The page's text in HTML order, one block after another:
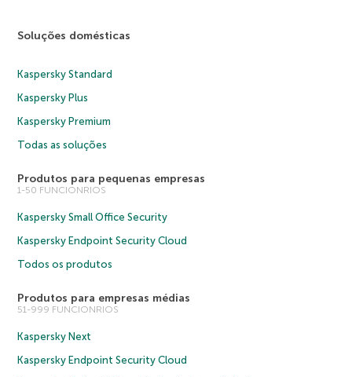
Soluções domésticas
Kaspersky Standard
Kaspersky Plus
Kaspersky Premium
Todas as soluções
Produtos para pequenas empresas
1-50 FUNCIONRIOS
Kaspersky Small Office Security
Kaspersky Endpoint Security Cloud
Todos os produtos
Produtos para empresas médias
51-999 FUNCIONRIOS
Kaspersky Next
Kaspersky Endpoint Security Cloud